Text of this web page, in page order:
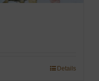
Details